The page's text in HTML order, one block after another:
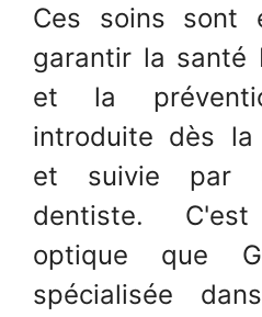
Ces soins sont
garantir la santé
et la
introduite dès
et suivie par
dentiste.
optique que
spécialisée